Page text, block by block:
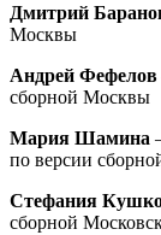
Дмитрий
Москвы
Андрей Фефелов
сборной Москвы
Мария Шамина
по версии
Стефания
сборной